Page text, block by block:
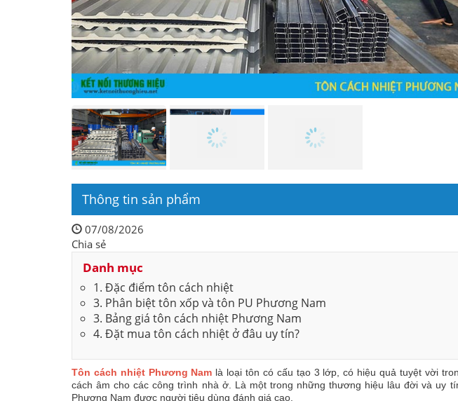
Thông tin sản phẩm
07/08/2026
Chia sẻ
Danh mục
1. Đặc điểm tôn cách nhiệt
3. Phân biệt tôn xốp và tôn PU Phương Nam
3. Bảng giá tôn cách nhiệt Phương Nam
4. Đặt mua tôn cách nhiệt ở đâu uy tín?
Tôn cách nhiệt Phương Nam là loại tôn có cấu tạo 3 lớp, có hiệu quả tuyệt vời
cách âm cho các công trình nhà ở. Là một trong những thương hiệu lâu đời và uy
Phương Nam được người tiêu dùng đánh giá cao.